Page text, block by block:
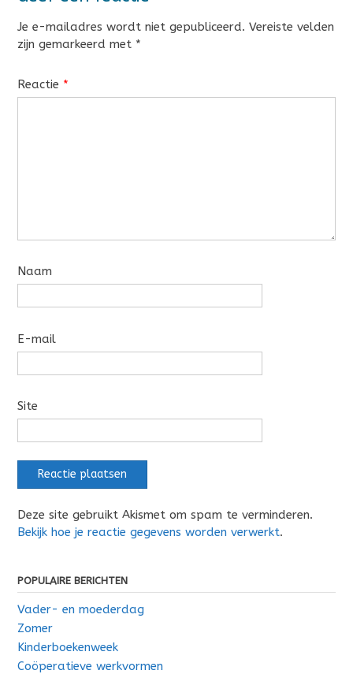
Je e-mailadres wordt niet gepubliceerd. Vereiste velden
zijn gemarkeerd met *
Reactie *
Naam
E-mail
Site
Deze site gebruikt Akismet om spam te verminderen.
Bekijk hoe je reactie gegevens worden verwerkt.
POPULAIRE BERICHTEN
Vader- en moederdag
Zomer
Kinderboekenweek
Coöperatieve werkvormen